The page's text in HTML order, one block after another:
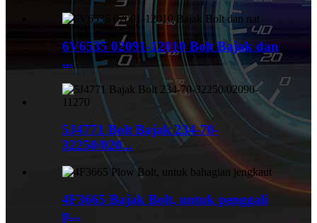
6V6535 02091-12010 Bolt Bajak dan
...
5J4771 Bolt Bajak 234-70-
32250/020...
4F3665 Bajak Bolt, untuk penggali
p...